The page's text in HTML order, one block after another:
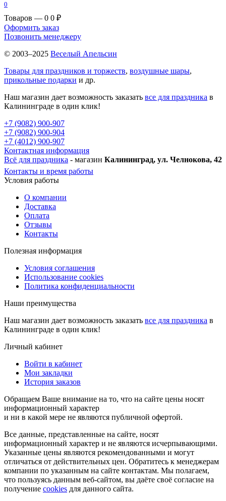
0
Товаров — 0 0 ₽
Оформить заказ
Позвонить менеджеру
© 2003–2025 Веселый Апельсин
Товары для праздников и торжеств, воздушные шары,
прикольные подарки и др.
Наш магазин дает возможность заказать все для праздника в
Калининграде в один клик!
+7 (9082) 900-907
+7 (9082) 900-904
+7 (4012) 900-907
Контактная информация
Всё для праздника - магазин Калининград, ул. Челнокова, 42
Контакты и время работы
Условия работы
О компании
Доставка
Оплата
Отзывы
Контакты
Полезная информация
Условия соглашения
Использование cookies
Политика конфиденциальности
Наши преимущества
Наш магазин дает возможность заказать все для праздника в
Калининграде в один клик!
Личный кабинет
Войти в кабинет
Мои закладки
История заказов
Обращаем Ваше внимание на то, что на сайте цены носят
информационный характер
и ни в какой мере не являются публичной офертой.
Все данные, представленные на сайте, носят
информационный характер и не являются исчерпывающими.
Указанные цены являются рекомендованными и могут
отличаться от действительных цен. Обратитесь к менеджерам
компании по указанным на сайте контактам. Мы полагаем,
что пользуясь данным веб-сайтом, вы даёте своё согласие на
получение cookies для данного сайта.